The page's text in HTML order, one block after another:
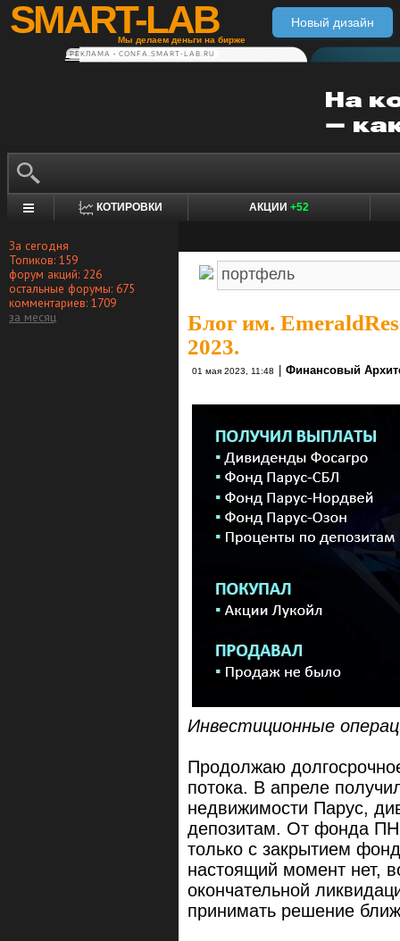
SMART-LAB
Мы делаем деньги на бирже
Новый дизайн
РЕКЛАМА • CONFA.SMART-LAB.RU
КОТИРОВКИ АКЦИИ +52
За сегодня
Топиков: 159
форум акций: 226
остальные форумы: 675
комментариев: 1709
за месяц
Блог им.
2023.
01 мая 2023, 11:48 Финансовый
Инвестиционные
Продолжаю
потока. В апреле
недвижимости Парус,
депозитам. От фонда
только с закрытием
настоящий момент нет,
окончательной
принимать решение